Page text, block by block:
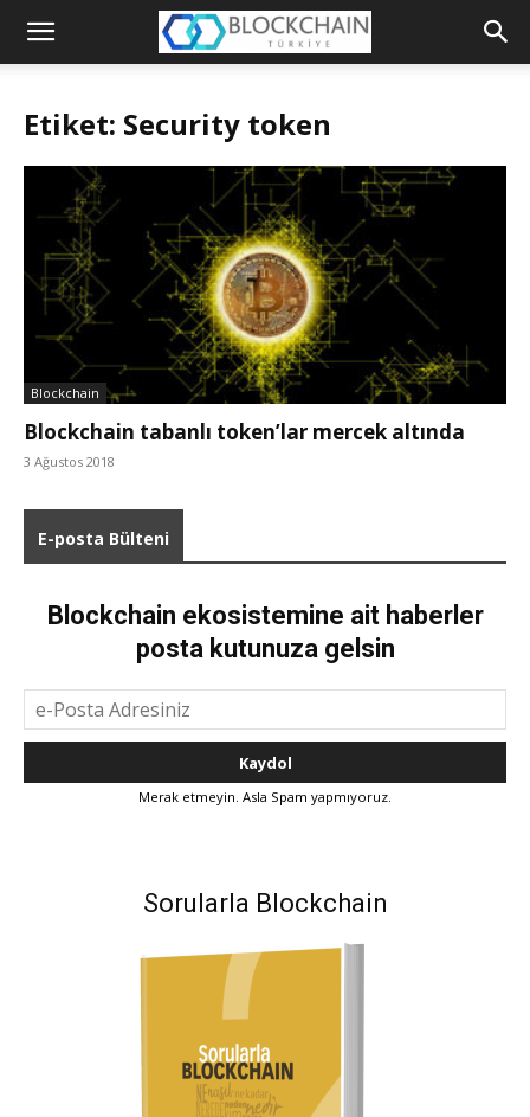
Blockchain
Etiket: Security token
Blockchain
Blockchain tabanlı token’lar mercek altında
3 Ağustos 2018
E-posta Bülteni
Blockchain ekosistemine ait haberler
posta kutunuza gelsin
Merak etmeyin. Asla Spam yapmıyoruz.
Sorularla Blockchain